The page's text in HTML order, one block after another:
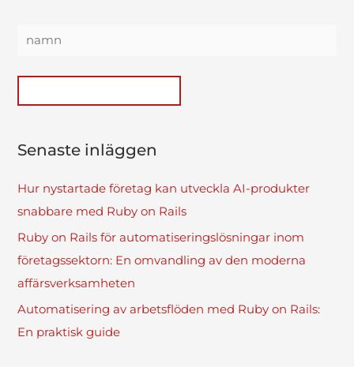
Senaste inläggen
Hur nystartade företag kan utveckla AI-produkter
snabbare med Ruby on Rails
Ruby on Rails för automatiseringslösningar inom
företagssektorn: En omvandling av den moderna
affärsverksamheten
Automatisering av arbetsflöden med Ruby on Rails:
En praktisk guide